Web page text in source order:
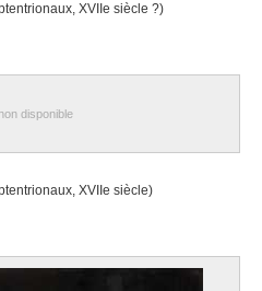
XVIIe siècle ?)
disponible
XVIIe siècle)